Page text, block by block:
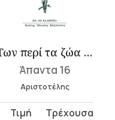
Των περί τα ζώα ιστοριών Δ-Ζ
Άπαντα 16
Αριστοτέλης
Original